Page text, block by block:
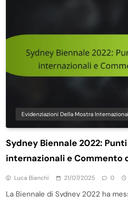
Evidenziazioni Della Mostra
Sydney Biennale 2022:
internazionali e Commento
Luca Bianchi 21/07/2025 0
La Biennale di Sydney 2022 ha